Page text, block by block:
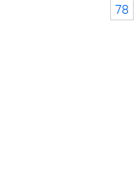
78